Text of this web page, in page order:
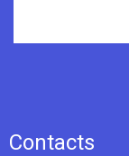
Contacts